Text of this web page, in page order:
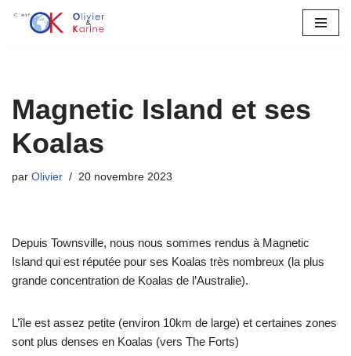
Magnetic Island et ses
Koalas
par Olivier 20 novembre 2023
Depuis Townsville, nous nous sommes rendus à Magnetic
Island qui est réputée pour ses Koalas très nombreux (la plus
grande concentration de Koalas de l’Australie).
L’île est assez petite (environ 10km de large) et certaines zones
sont plus denses en Koalas (vers The Forts)